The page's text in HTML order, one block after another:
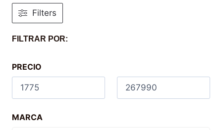
Filters
FILTRAR POR:
PRECIO
MARCA